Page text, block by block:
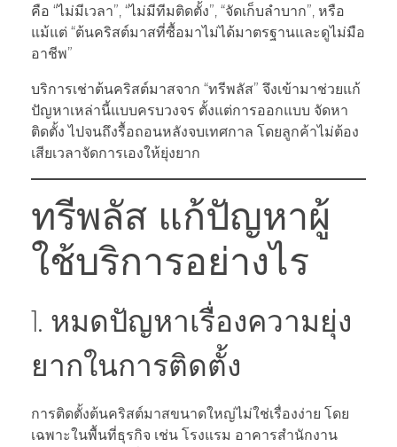
คือ “ไม่มีเวลา”, “ไม่มีทีมติดตั้ง”, “จัดเก็บลำบาก”, หรือ
แม้แต่ “ต้นคริสต์มาสที่ซื้อมาไม่ได้มาตรฐานและดูไม่มือ
อาชีพ”
บริการเช่าต้นคริสต์มาสจาก “ทรีพลัส” จึงเข้ามาช่วยแก้
ปัญหาเหล่านี้แบบครบวงจร ตั้งแต่การออกแบบ จัดหา
ติดตั้ง ไปจนถึงรื้อถอนหลังจบเทศกาล โดยลูกค้าไม่ต้อง
เสียเวลาจัดการเองให้ยุ่งยาก
ทรีพลัส แก้ปัญหาผู้
ใช้บริการอย่างไร
1. หมดปัญหาเรื่องความยุ่ง
ยากในการติดตั้ง
การติดตั้งต้นคริสต์มาสขนาดใหญ่ไม่ใช่เรื่องง่าย โดย
เฉพาะในพื้นที่ธุรกิจ เช่น โรงแรม อาคารสำนักงาน